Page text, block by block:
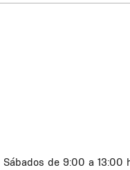
Sábados de 9:00 a 13:00